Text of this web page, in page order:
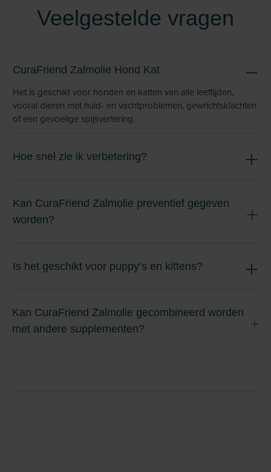
Veelgestelde vragen
CuraFriend Zalmolie Hond Kat
Het is geschikt voor honden en katten van alle leeftijden,
vooral dieren met huid- en vachtproblemen, gewrichtsklachten
of een gevoelige spijsvertering.
Hoe snel zie ik verbetering?
Kan CuraFriend Zalmolie preventief gegeven
worden?
Is het geschikt voor puppy’s en kittens?
Kan CuraFriend Zalmolie gecombineerd worden
met andere supplementen?